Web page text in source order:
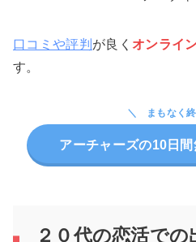
口コミや評判 が良く オンライ
す。
まもなく終
アーチャーズの10日
２０代の恋活で